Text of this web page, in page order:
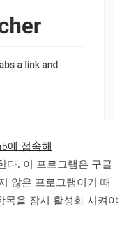
에 접속해
다. 이 프로그램은 구글
않은 프로그램이기 때
목을 잠시 활성화 시켜야